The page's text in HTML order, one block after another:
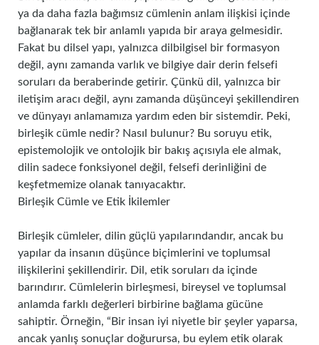
ya da daha fazla bağımsız cümlenin anlam ilişkisi içinde
bağlanarak tek bir anlamlı yapıda bir araya gelmesidir.
Fakat bu dilsel yapı, yalnızca dilbilgisel bir formasyon
değil, aynı zamanda varlık ve bilgiye dair derin felsefi
soruları da beraberinde getirir. Çünkü dil, yalnızca bir
iletişim aracı değil, aynı zamanda düşünceyi şekillendiren
ve dünyayı anlamamıza yardım eden bir sistemdir. Peki,
birleşik cümle nedir? Nasıl bulunur? Bu soruyu etik,
epistemolojik ve ontolojik bir bakış açısıyla ele almak,
dilin sadece fonksiyonel değil, felsefi derinliğini de
keşfetmemize olanak tanıyacaktır.
Birleşik Cümle ve Etik İkilemler
Birleşik cümleler, dilin güçlü yapılarındandır, ancak bu
yapılar da insanın düşünce biçimlerini ve toplumsal
ilişkilerini şekillendirir. Dil, etik soruları da içinde
barındırır. Cümlelerin birleşmesi, bireysel ve toplumsal
anlamda farklı değerleri birbirine bağlama gücüne
sahiptir. Örneğin, “Bir insan iyi niyetle bir şeyler yaparsa,
ancak yanlış sonuçlar doğurursa, bu eylem etik olarak